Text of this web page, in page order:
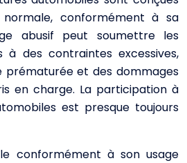
conformément à sa
abusif peut soumettre les
à des contraintes excessives,
prématurée et des dommages
en charge. La participation à
est presque toujours
conformément à son usage